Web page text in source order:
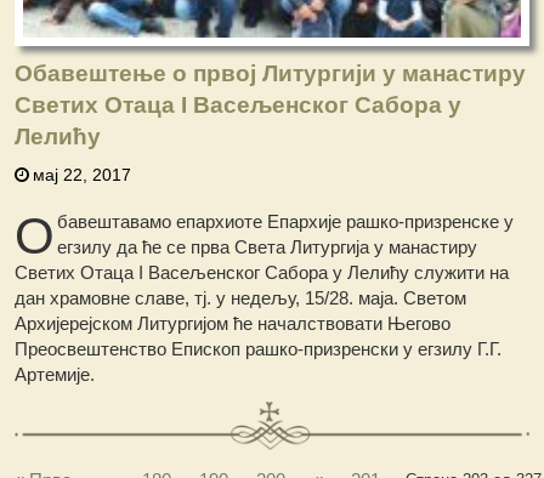
Обавештење о првој Литургији у манастиру
Светих Отаца I Васељенског Сабора у
Лелићу
мај 22, 2017
О бавештавамо епархиоте Епархије рашко-призренске у
егзилу да ће се прва Света Литургија у манастиру
Светих Отаца I Васељенског Сабора у Лелићу служити на
дан храмовне славе, тј. у недељу, 15/28. маја. Светом
Архијерејском Литургијом ће началствовати Његово
Преосвештенство Епископ рашко-призренски у егзилу Г.Г.
Артемије.